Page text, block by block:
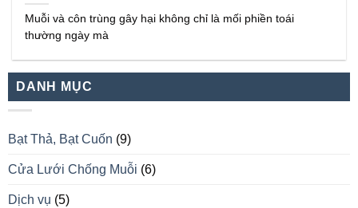
Muỗi và côn trùng gây hại không chỉ là mối phiền toái
thường ngày mà
DANH MỤC
Bạt Thả, Bạt Cuốn (9)
Cửa Lưới Chống Muỗi (6)
Dịch vụ (5)